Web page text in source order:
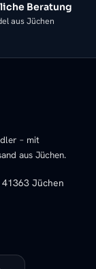
Beratung
aus Jüchen
– mit
aus Jüchen.
Jüchen